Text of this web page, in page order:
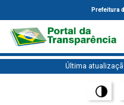
Prefeitura
Última